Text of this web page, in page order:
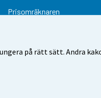
på rätt sätt. Andra
Prisomräknaren